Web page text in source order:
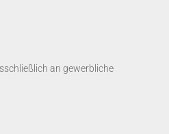
an gewerbliche